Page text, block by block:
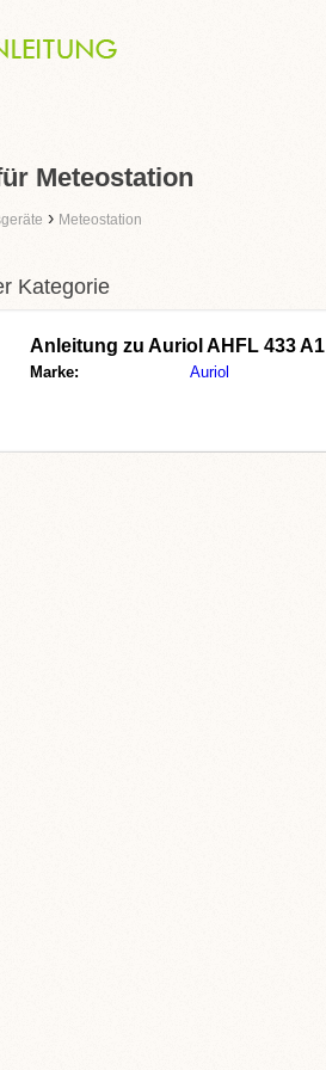
Meteostation
› Meteostation
Kategorie
Anleitung zu Auriol AHFL 433 A1
Marke: Auriol